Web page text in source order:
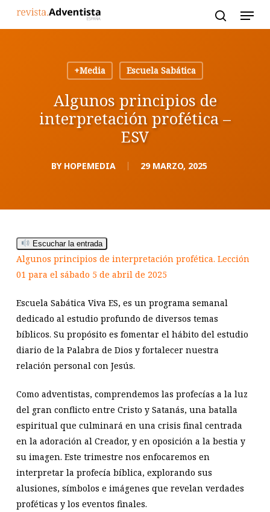
+Media
Escuela Sabática
Algunos principios de
interpretación profética –
ESV
BY HOPEMEDIA 29 MARZO, 2025
Escuchar la entrada
Algunos principios de interpretación profética. Lección
01 para el sábado 5 de abril de 2025
Escuela Sabática Viva ES, es un programa semanal
dedicado al estudio profundo de diversos temas
bíblicos. Su propósito es fomentar el hábito del estudio
diario de la Palabra de Dios y fortalecer nuestra
relación personal con Jesús.
Como adventistas, comprendemos las profecías a la luz
del gran conflicto entre Cristo y Satanás, una batalla
espiritual que culminará en una crisis final centrada
en la adoración al Creador, y en oposición a la bestia y
su imagen. Este trimestre nos enfocaremos en
interpretar la profecía bíblica, explorando sus
alusiones, símbolos e imágenes que revelan verdades
proféticas y los eventos finales.